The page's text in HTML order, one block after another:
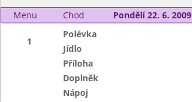
Menu Chod Pondělí 22. 6. 2009
1
Polévka
Jídlo
Příloha
Doplněk
Nápoj